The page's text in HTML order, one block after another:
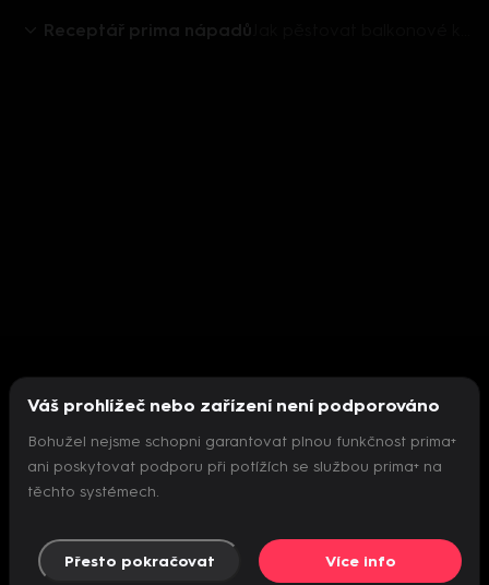
Receptář prima nápadů
Nepodařilo se inicializovat přehrávač
Váš prohlížeč nebo zařízení není podporováno
Bohužel nejsme schopni garantovat plnou funkčnost prima+
ani poskytovat podporu při potížích se službou prima+ na
těchto systémech.
Přesto pokračovat Více info